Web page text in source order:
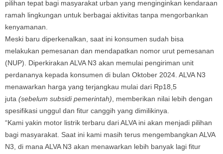
pilihan tepat bagi masyarakat urban yang menginginkan kendaraan
ramah lingkungan untuk berbagai aktivitas tanpa mengorbankan
kenyamanan.
Meski baru diperkenalkan, saat ini konsumen sudah bisa
melakukan pemesanan dan mendapatkan nomor urut pemesanan
(NUP). Diperkirakan ALVA N3 akan memulai pengiriman unit
perdananya kepada konsumen di bulan Oktober 2024. ALVA N3
menawarkan harga yang terjangkau mulai dari Rp18,5
juta (sebelum subsidi pemerintah) , memberikan nilai lebih dengan
spesifikasi unggul dan fitur canggih yang dimilikinya.
“Kami yakin motor listrik terbaru dari ALVA ini akan menjadi pilihan
bagi masyarakat. Saat ini kami masih terus mengembangkan ALVA
N3, di mana ALVA N3 akan menawarkan lebih banyak lagi fitur